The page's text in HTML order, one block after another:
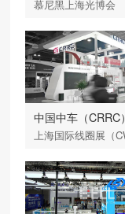
慕尼黑上海光博会
中国中车（CRRC）